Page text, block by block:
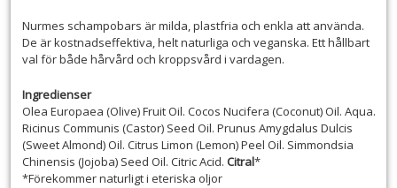
Nurmes schampobars är milda, plastfria och enkla att använda.
De är kostnadseffektiva, helt naturliga och veganska. Ett hållbart
val för både hårvård och kroppsvård i vardagen.
Ingredienser
Olea Europaea (Olive) Fruit Oil. Cocos Nucifera (Coconut) Oil. Aqua.
Ricinus Communis (Castor) Seed Oil. Prunus Amygdalus Dulcis
(Sweet Almond) Oil. Citrus Limon (Lemon) Peel Oil. Simmondsia
Chinensis (Jojoba) Seed Oil. Citric Acid. Citral*
*Förekommer naturligt i eteriska oljor